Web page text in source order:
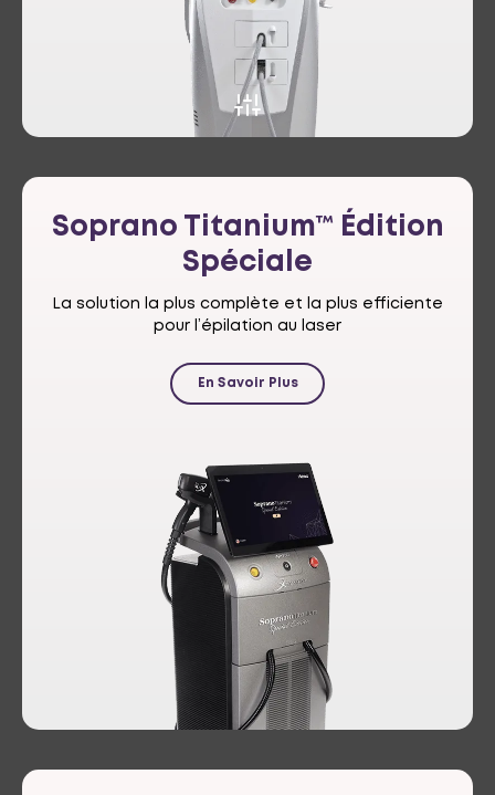
Soprano Titanium™ Édition
Spéciale
La solution la plus complète et la plus efficiente
pour l’épilation au laser
En Savoir Plus